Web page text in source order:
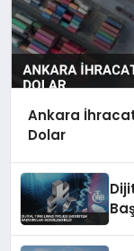
Ankara
Dolar